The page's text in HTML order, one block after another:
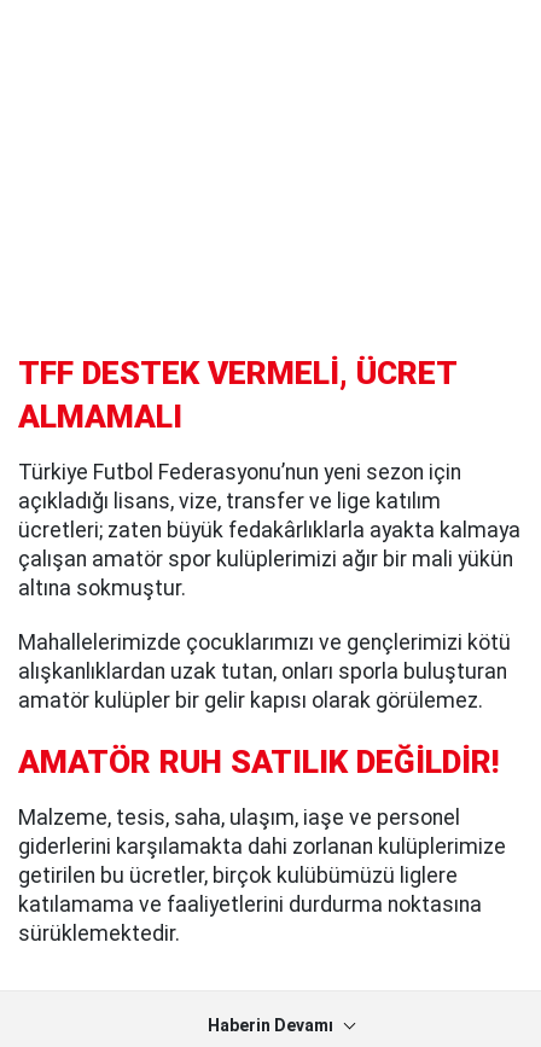
TFF DESTEK VERMELİ, ÜCRET
ALMAMALI
Türkiye Futbol Federasyonu’nun yeni sezon için
açıkladığı lisans, vize, transfer ve lige katılım
ücretleri; zaten büyük fedakârlıklarla ayakta kalmaya
çalışan amatör spor kulüplerimizi ağır bir mali yükün
altına sokmuştur.
Mahallelerimizde çocuklarımızı ve gençlerimizi kötü
alışkanlıklardan uzak tutan, onları sporla buluşturan
amatör kulüpler bir gelir kapısı olarak görülemez.
AMATÖR RUH SATILIK DEĞİLDİR!
Malzeme, tesis, saha, ulaşım, iaşe ve personel
giderlerini karşılamakta dahi zorlanan kulüplerimize
getirilen bu ücretler, birçok kulübümüzü liglere
katılamama ve faaliyetlerini durdurma noktasına
sürüklemektedir.
Haberin Devamı